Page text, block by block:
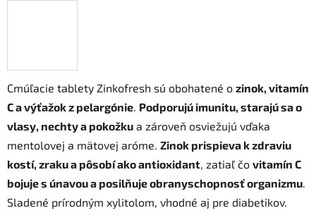
Cmúľacie tablety Zinkofresh sú obohatené o zinok, vitamín
C a výťažok z pelargónie. Podporujú imunitu, starajú sa o
vlasy, nechty a pokožku a zároveň osviežujú vďaka
mentolovej a mätovej aróme. Zinok prispieva k zdraviu
kostí, zraku a pôsobí ako antioxidant, zatiaľ čo vitamín C
bojuje s únavou a posilňuje obranyschopnosť organizmu.
Sladené prírodným xylitolom, vhodné aj pre diabetikov.